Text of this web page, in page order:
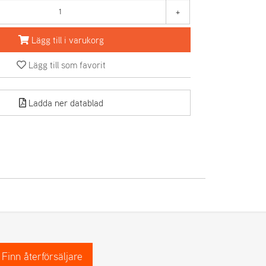
+
Lägg till i varukorg
Lägg till som favorit
Ladda ner datablad
Finn återförsäljare